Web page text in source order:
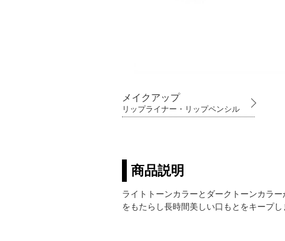
メイクアップ
リップライナー・リップペンシル
商品説明
ライトトーンカラーとダークトーンカラ
をもたらし長時間美しい口もとをキープし